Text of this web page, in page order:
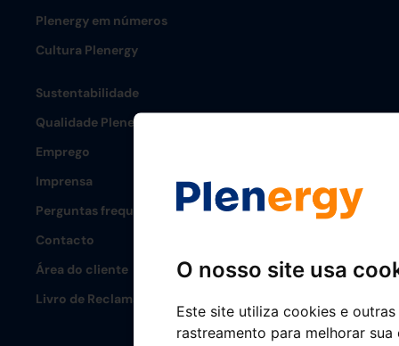
O nosso site usa
Este site utiliza cookies e
rastreamento para melhorar sua
Plenergy em números
Cultura Plenergy
Sustentabilidade
Qualidade Plenergy
Emprego
Imprensa
Perguntas frequentes
Contacto
Área do cliente
Livro de Reclamações